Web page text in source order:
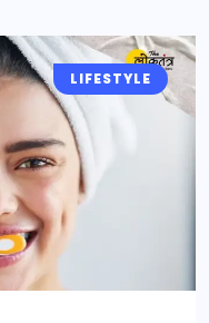
LIFESTYLE